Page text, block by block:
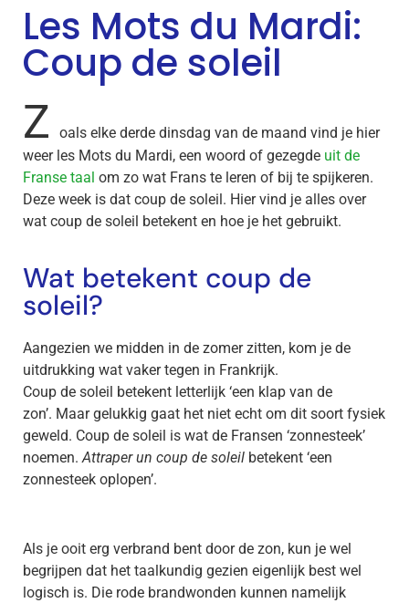
Les Mots du Mardi:
Coup de soleil
Z
oals elke derde dinsdag van de maand vind je hier
weer les Mots du Mardi, een woord of gezegde uit de
Franse taal om zo wat Frans te leren of bij te spijkeren.
Deze week is dat coup de soleil. Hier vind je alles over
wat coup de soleil betekent en hoe je het gebruikt.
Wat betekent coup de
soleil?
Aangezien we midden in de zomer zitten, kom je de
uitdrukking wat vaker tegen in Frankrijk.
Coup de soleil betekent letterlijk ‘een klap van de
zon’. Maar gelukkig gaat het niet echt om dit soort fysiek
geweld. Coup de soleil is wat de Fransen ‘zonnesteek’
noemen. Attraper un coup de soleil betekent ‘een
zonnesteek oplopen’.
Als je ooit erg verbrand bent door de zon, kun je wel
begrijpen dat het taalkundig gezien eigenlijk best wel
logisch is. Die rode brandwonden kunnen namelijk